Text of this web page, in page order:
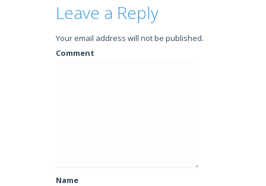
Leave a Reply
Your email address will not be published.
Comment
Name